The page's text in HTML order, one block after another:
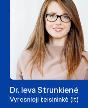
Dr. Ieva Strunkienė
Vyresnioji teisininkė (lt)